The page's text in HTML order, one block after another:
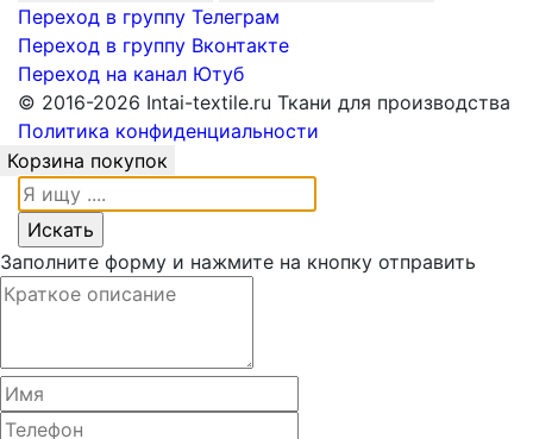
Переход в группу Телеграм
Переход в группу Вконтакте
Переход на канал Ютуб
© 2016-2026 Intai-textile.ru Ткани для производства
Политика конфиденциальности
Корзина покупок
Заполните форму и нажмите на кнопку отправить